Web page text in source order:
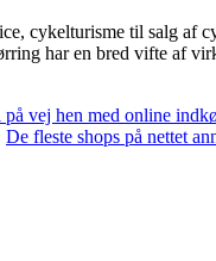
cykelturisme til salg af
har en bred vifte af
vej hen med online
De fleste shops på nettet